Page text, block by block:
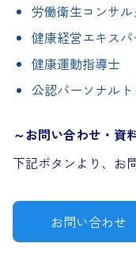
労働衛生コンサル
健康経営エキス
健康運動指導士
公認パーソナルト
～お問い合わせ・資
下記ボタンより、お
お問い合わせ